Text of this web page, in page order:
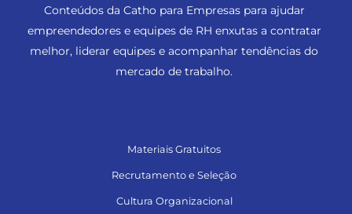
Conteúdos da Catho para Empresas para ajudar
empreendedores e equipes de RH enxutas a contratar
melhor, liderar equipes e acompanhar tendências do
mercado de trabalho.
Materiais Gratuitos
Recrutamento e Seleção
Cultura Organizacional